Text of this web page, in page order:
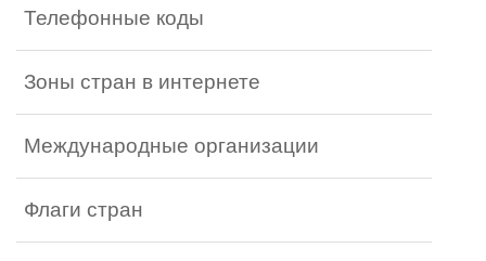
Телефонные коды
Зоны стран в интернете
Международные организации
Флаги стран